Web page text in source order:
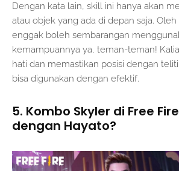
Dengan kata lain, skill ini hanya akan
atau objek yang ada di depan saja.
enggak boleh sembarangan
kemampuannya ya, teman-teman!
hati dan memastikan posisi dengan
bisa digunakan dengan efektif.
5. Kombo Skyler di Free
dengan Hayato?